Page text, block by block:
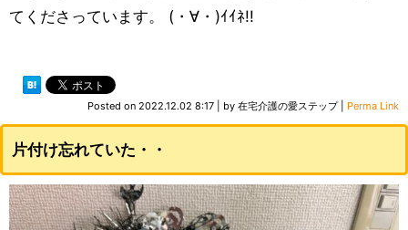
てくださっています。 (・∀・)ｲｲﾈ!!
Posted on 2022.12.02 8:17 by 在宅介護の愛ステップ| Perma Link
片付け忘れていた・・